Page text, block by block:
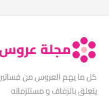
مجلة عروس
كل ما يهم العروس من
يتعلق بالزفاف و مستلزماته